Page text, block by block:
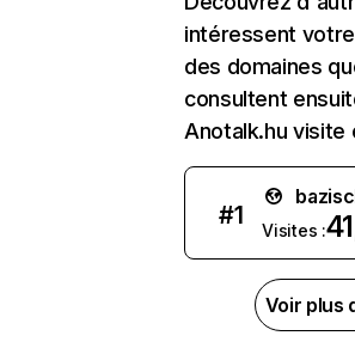
intéressent
des domaines
consultent
Anotalk.hu visite
#1
Visites :
Voir plus